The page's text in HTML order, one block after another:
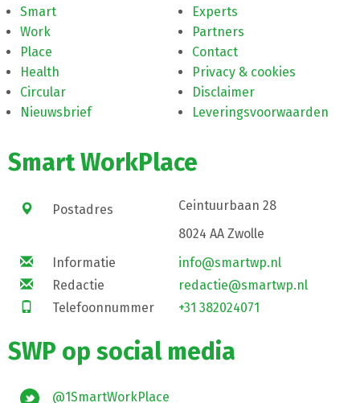
Smart
Work
Place
Health
Circular
Nieuwsbrief
Experts
Partners
Contact
Privacy & cookies
Disclaimer
Leveringsvoorwaarden
Smart WorkPlace
Postadres
Ceintuurbaan 28
8024 AA Zwolle
Informatie
info@smartwp.nl
Redactie
redactie@smartwp.nl
Telefoonnummer
+31 382024071
SWP op social media
@1SmartWorkPlace